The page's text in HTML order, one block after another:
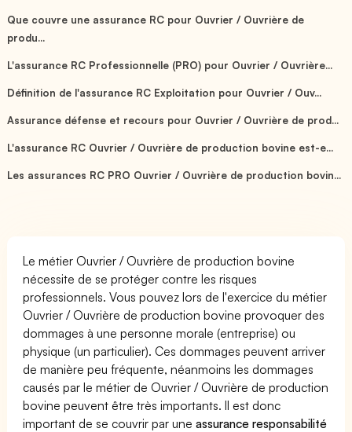
Que couvre une assurance RC pour Ouvrier / Ouvrière de
produ...
L'assurance RC Professionnelle (PRO) pour Ouvrier / Ouvrière...
Définition de l'assurance RC Exploitation pour Ouvrier / Ouv...
Assurance défense et recours pour Ouvrier / Ouvrière de prod...
L'assurance RC Ouvrier / Ouvrière de production bovine est-e...
Les assurances RC PRO Ouvrier / Ouvrière de production bovin...
Le métier Ouvrier / Ouvrière de production bovine
nécessite de se protéger contre les risques
professionnels. Vous pouvez lors de l'exercice du métier
Ouvrier / Ouvrière de production bovine provoquer des
dommages à une personne morale (entreprise) ou
physique (un particulier). Ces dommages peuvent arriver
de manière peu fréquente, néanmoins les dommages
causés par le métier de Ouvrier / Ouvrière de production
bovine peuvent être très importants. Il est donc
important de se couvrir par uneassurance responsabilité